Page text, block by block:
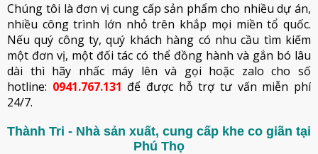
Chúng tôi là đơn vị cung cấp sản phẩm cho nhiều dự án,
nhiều công trình lớn nhỏ trên khắp mọi miền tổ quốc.
Nếu quý công ty, quý khách hàng có nhu cầu tìm kiếm
một đơn vị, một đối tác có thể đồng hành và gắn bó lâu
dài thì hãy nhấc máy lên và gọi hoặc zalo cho số
hotline: 0941.767.131 để được hỗ trợ tư vấn miễn phí
24/7.
Thành Tri - Nhà sản xuất, cung cấp khe co giãn tại
Phú Thọ